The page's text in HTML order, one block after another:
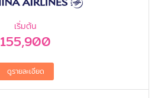
เริ่มต้น
155,900